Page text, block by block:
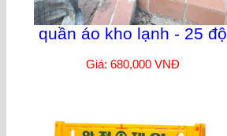
quần áo kho lạnh - 25 độ
Giá: 680,000 VNĐ